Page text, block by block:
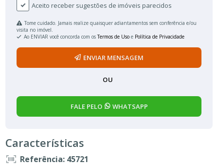
Aceito receber sugestões de imóveis parecidos
Tome cuidado. Jamais realize quaisquer adiantamentos sem conferência e/ou
visita no imóvel.
Ao ENVIAR você concorda com osTermos de Uso e Política de Privacidade
ENVIAR MENSAGEM
OU
FALE PELO WHATSAPP
Características
Referência: 45721